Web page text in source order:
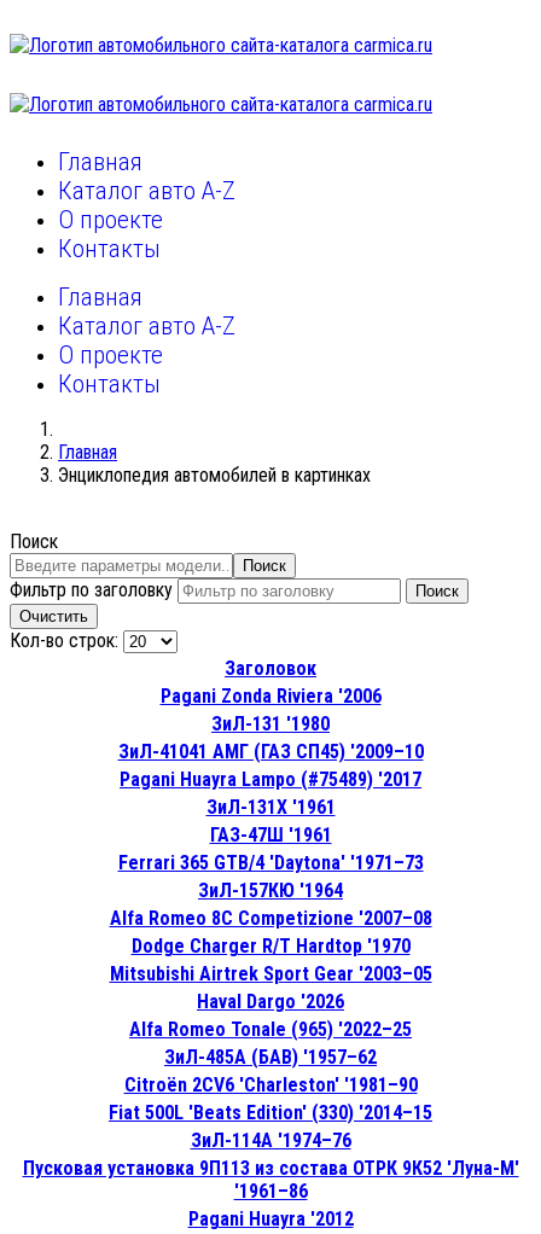
Главная
Каталог авто A-Z
О проекте
Контакты
Главная
Каталог авто A-Z
О проекте
Контакты
Главная
Энциклопедия автомобилей в картинках
Поиск
Поиск
Фильтр по заголовку
Поиск
Очистить
Кол-во строк:
Заголовок
Pagani Zonda Riviera '2006
ЗиЛ-131 '1980
ЗиЛ-41041 АМГ (ГАЗ СП45) '2009–10
Pagani Huayra Lampo (#75489) '2017
ЗиЛ-131Х '1961
ГАЗ-47Ш '1961
Ferrari 365 GTB/4 'Daytona' '1971–73
ЗиЛ-157КЮ '1964
Alfa Romeo 8C Competizione '2007–08
Dodge Charger R/T Hardtop '1970
Mitsubishi Airtrek Sport Gear '2003–05
Haval Dargo '2026
Alfa Romeo Tonale (965) '2022–25
ЗиЛ-485А (БAB) '1957–62
Citroën 2CV6 'Charleston' '1981–90
Fiat 500L 'Beats Edition' (330) '2014–15
ЗиЛ-114А '1974–76
Пусковая установка 9П113 из состава ОТРК 9К52 'Луна-М'
'1961–86
Pagani Huayra '2012